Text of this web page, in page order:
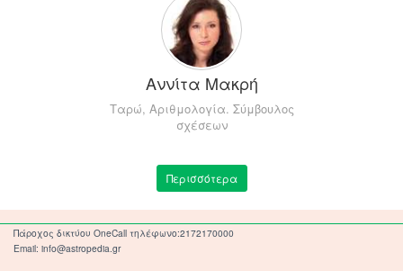
Αννίτα Μακρή
Ταρώ, Αριθμολογία. Σύμβουλος
σχέσεων
Περισσότερα
Πάροχος δικτύου OneCall τηλέφωνο:2172170000
Email: info@astropedia.gr